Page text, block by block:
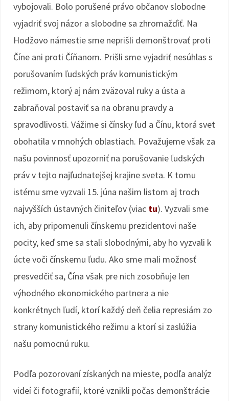
vybojovali. Bolo porušené právo občanov slobodne
vyjadriť svoj názor a slobodne sa zhromažďiť. Na
Hodžovo námestie sme neprišli demonštrovať proti
Číne ani proti Číňanom. Prišli sme vyjadriť nesúhlas s
porušovaním ľudských práv komunistickým
režimom, ktorý aj nám zväzoval ruky a ústa a
zabraňoval postaviť sa na obranu pravdy a
spravodlivosti. Vážime si čínsky ľud a Čínu, ktorá svet
obohatila v mnohých oblastiach. Považujeme však za
našu povinnosť upozorniť na porušovanie ľudských
práv v tejto najľudnatejšej krajine sveta. K tomu
istému sme vyzvali 15. júna našim listom aj troch
najvyšších ústavných činiteľov (viac tu). Vyzvali sme
ich, aby pripomenuli čínskemu prezidentovi naše
pocity, keď sme sa stali slobodnými, aby ho vyzvali k
úcte voči čínskemu ľudu. Ako sme mali možnosť
presvedčiť sa, Čína však pre nich zosobňuje len
výhodného ekonomického partnera a nie
konkrétnych ľudí, ktorí každý deň čelia represiám zo
strany komunistického režimu a ktorí si zaslúžia
našu pomocnú ruku.
Podľa pozorovaní získaných na mieste, podľa analýz
videí či fotografií, ktoré vznikli počas demonštrácie